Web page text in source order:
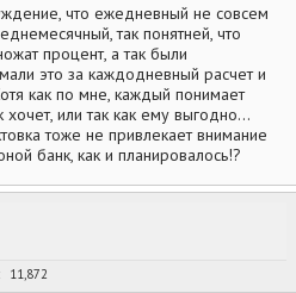
что ежедневный не совсем
так понятней, что
процент, а так были
это за каждодневный расчет и
как по мне, каждый понимает
или так как ему выгодно...
тоже не привлекает внимание
банк, как и планировалось!?
11,872